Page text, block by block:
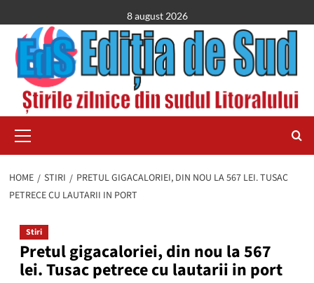
to
content
8 august 2026
Menu
HOME STIRI
PRETUL GIGACALORIEI, DIN NOU LA 567 LEI. TUSAC
PETRECE CU LAUTARII IN PORT
Stiri
Pretul gigacaloriei, din nou la 567
lei. Tusac petrece cu lautarii in port